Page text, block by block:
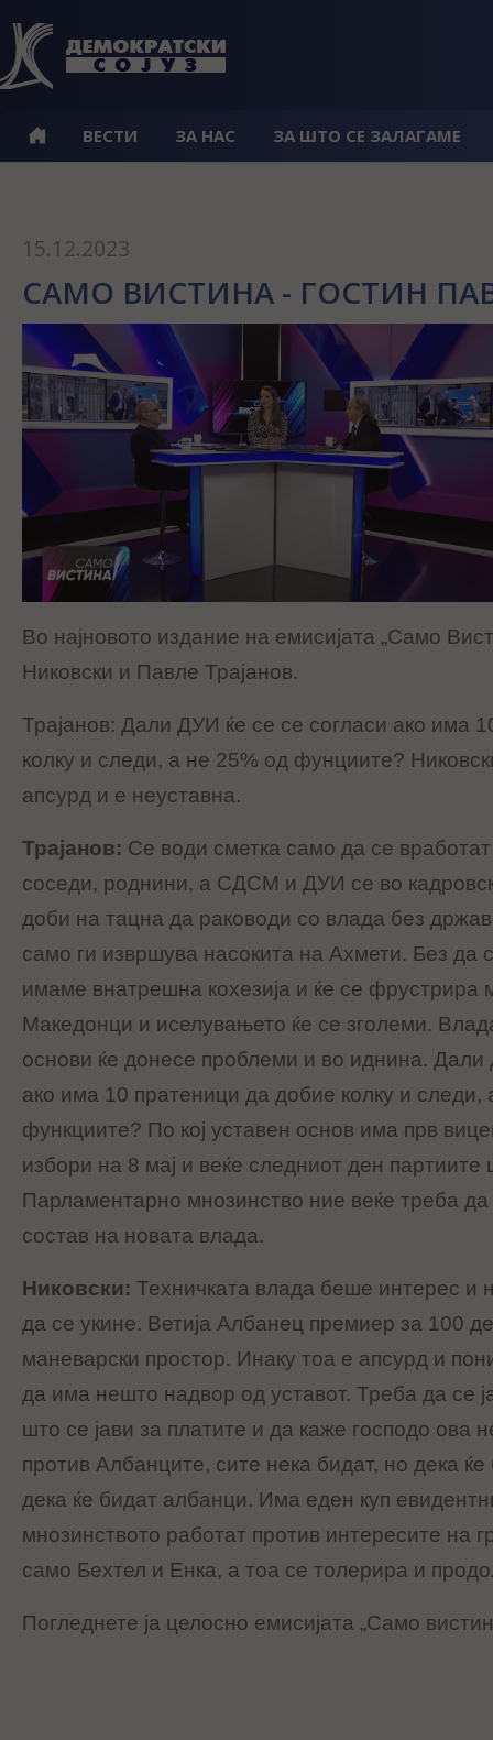
ВЕСТИ ЗА НАС ЗА ШТО СЕ ЗАЛАГАМЕ
15.12.2023
САМО ВИСТИНА - ГОСТИН
Во најновото издание на емисијата „Само
Никовски и Павле Трајанов.
Трајанов: Дали ДУИ ќе се се согласи ако има
колку и следи, а не 25% од фунциите?
апсурд и е неуставна.
Трајанов: Се води сметка само да се вработат
соседи, роднини, а СДСМ и ДУИ се во
доби на тацна да раководи со влада без
само ги извршува насокита на Ахмети. Без да
имаме внатрешна кохезија и ќе се фрустрира
Македонци и иселувањето ќе се зголеми.
основи ќе донесе проблеми и во иднина. Дали
ако има 10 пратеници да добие колку и следи,
функциите? По кој уставен основ има прв
избори на 8 мај и веќе следниот ден партиите
Парламентарно мнозинство ние веќе треба
состав на новата влада.
Никовски: Техничката влада беше интерес и
да се укине. Ветија Албанец премиер за 100
маневарски простор. Инаку тоа е апсурд и
да има нешто надвор од уставот. Треба да се
што се јави за платите и да каже господо
против Албанците, сите нека бидат, но дека
дека ќе бидат албанци. Има еден куп
мнозинството работат против интересите на
само Бехтел и Енка, а тоа се толерира и
Погледнете ја целосно емисијата „Само